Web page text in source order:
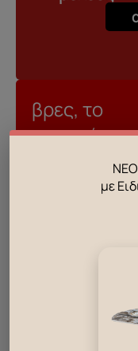
βρες, το
κατάστημα
με